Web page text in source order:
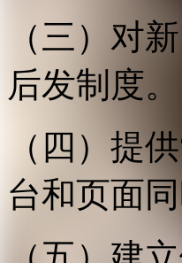
（三）对
后发制度。
（四）提
台和页面